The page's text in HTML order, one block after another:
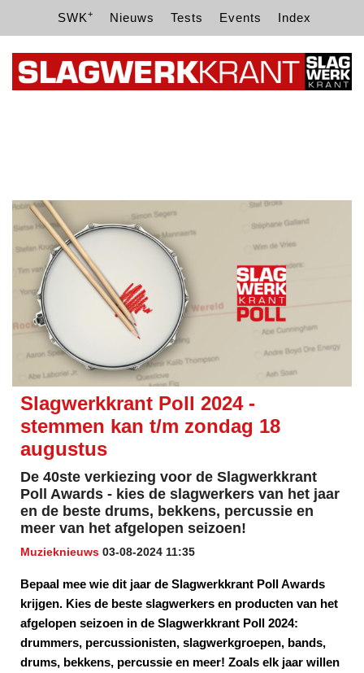
SWK+ Nieuws Tests Events Index
Slagwerkkrant Poll 2024 -
stemmen kan t/m zondag 18
augustus
De 40ste verkiezing voor de Slagwerkkrant
Poll Awards - kies de slagwerkers van het jaar
en de beste drums, bekkens, percussie en
meer van het afgelopen seizoen!
Muzieknieuws 03-08-2024 11:35
Bepaal mee wie dit jaar de Slagwerkkrant Poll Awards
krijgen. Kies de beste slagwerkers en producten van het
afgelopen seizoen in de Slagwerkkrant Poll 2024:
drummers, percussionisten, slagwerkgroepen, bands,
drums, bekkens, percussie en meer! Zoals elk jaar willen